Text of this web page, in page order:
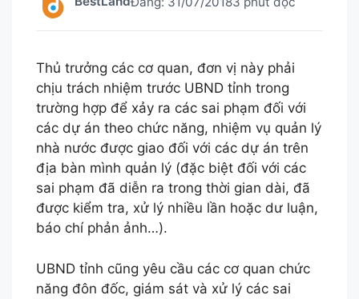
Thủ trưởng các cơ quan, đơn vị này phải
chịu trách nhiệm trước UBND tỉnh trong
trường hợp để xảy ra các sai phạm đối với
các dự án theo chức năng, nhiệm vụ quản lý
nhà nước được giao đối với các dự án trên
địa bàn mình quản lý (đặc biệt đối với các
sai phạm đã diễn ra trong thời gian dài, đã
được kiểm tra, xử lý nhiều lần hoặc dư luận,
báo chí phản ảnh…).
UBND tỉnh cũng yêu cầu các cơ quan chức
năng đôn đốc, giám sát và xử lý các sai